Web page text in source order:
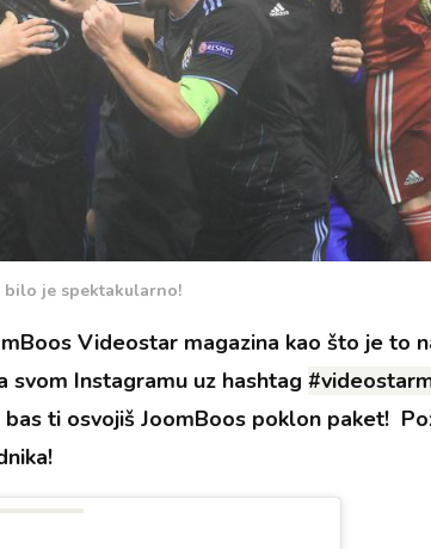
je spektakularno!
Videostar magazina kao što je to
svom Instagramu uz hashtag
ti osvojiš JoomBoos poklon paket!